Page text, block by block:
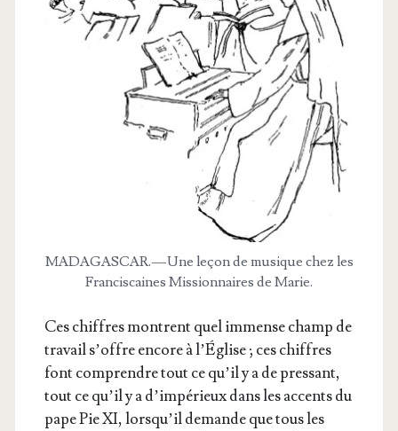
MADAGASCAR. — Une leçon de musique chez les
Fran­cis­caines Mis­sion­naires de Marie.
Ces chiffres montrent quel immense champ de
tra­vail s’offre encore à l’É­glise ; ces chiffres
font com­prendre tout ce qu’il y a de pres­sant,
tout ce qu’il y a d’im­pé­rieux dans les accents du
pape Pie XI, lors­qu’il demande que tous les